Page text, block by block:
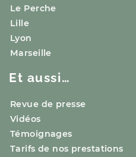
Le Perche
Lille
Lyon
Marseille
Et aussi…
Revue de presse
Vidéos
Témoignages
Tarifs de nos prestations